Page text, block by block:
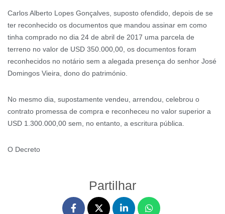
Carlos Alberto Lopes Gonçalves, suposto ofendido, depois de se
ter reconhecido os documentos que mandou assinar em como
tinha comprado no dia 24 de abril de 2017 uma parcela de
terreno no valor de USD 350.000,00, os documentos foram
reconhecidos no notário sem a alegada presença do senhor José
Domingos Vieira, dono do património.
No mesmo dia, supostamente vendeu, arrendou, celebrou o
contrato promessa de compra e reconheceu no valor superior a
USD 1.300.000,00 sem, no entanto, a escritura pública.
O Decreto
Partilhar